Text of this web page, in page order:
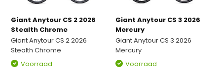
Giant Anytour CS 2 2026
Stealth Chrome
Giant Anytour CS 2 2026
Stealth Chrome
Voorraad
Giant Anytour CS 3 2026
Mercury
Giant Anytour CS 3 2026
Mercury
Voorraad